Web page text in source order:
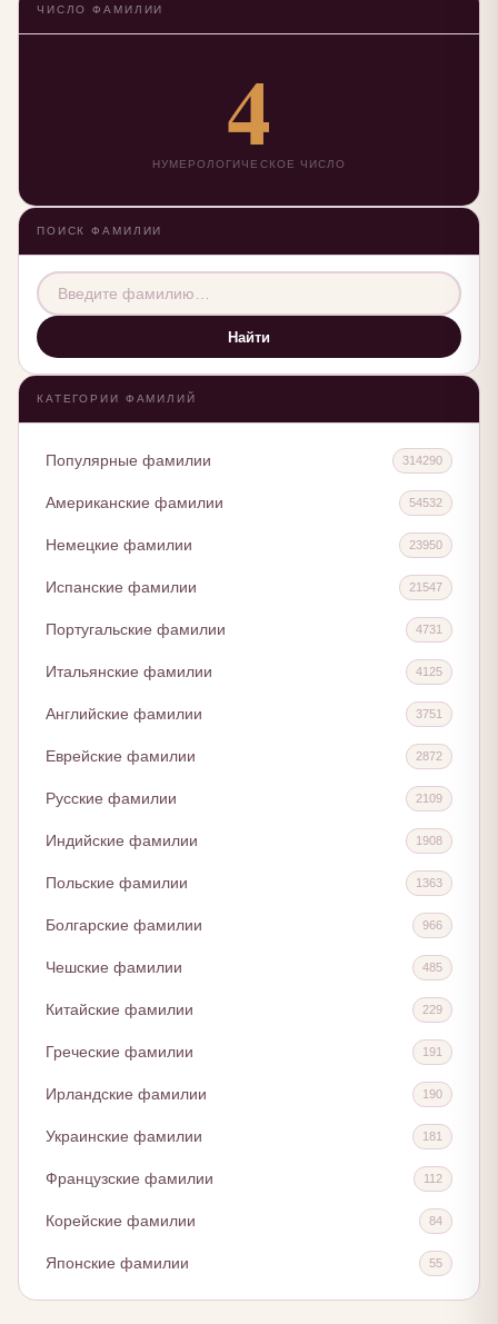
ЧИСЛО ФАМИЛИИ
4
НУМЕРОЛОГИЧЕСКОЕ ЧИСЛО
ПОИСК ФАМИЛИИ
Найти
КАТЕГОРИИ ФАМИЛИЙ
Популярные фамилии 314290
Американские фамилии 54532
Немецкие фамилии 23950
Испанские фамилии 21547
Португальские фамилии 4731
Итальянские фамилии 4125
Английские фамилии 3751
Еврейские фамилии 2872
Русские фамилии 2109
Индийские фамилии 1908
Польские фамилии 1363
Болгарские фамилии 966
Чешские фамилии 485
Китайские фамилии 229
Греческие фамилии 191
Ирландские фамилии 190
Украинские фамилии 181
Французские фамилии 112
Корейские фамилии 84
Японские фамилии 55